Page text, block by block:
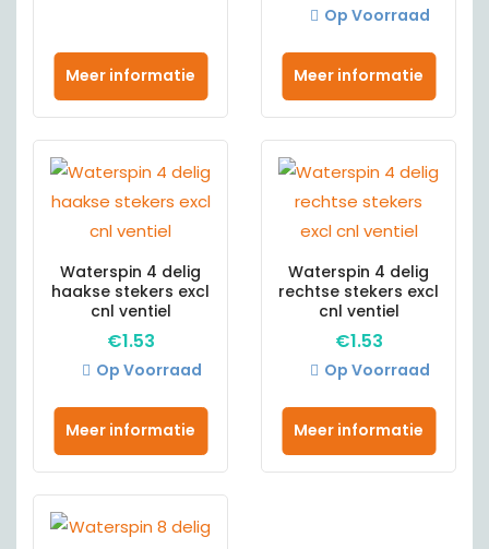
Meer informatie Meer informatie
Op Voorraad
Waterspin 4 delig
haakse stekers excl
cnl ventiel
€1.53
Meer informatie
Op Voorraad
Waterspin 4 delig
rechtse stekers excl
cnl ventiel
€1.53
Meer informatie
Op Voorraad